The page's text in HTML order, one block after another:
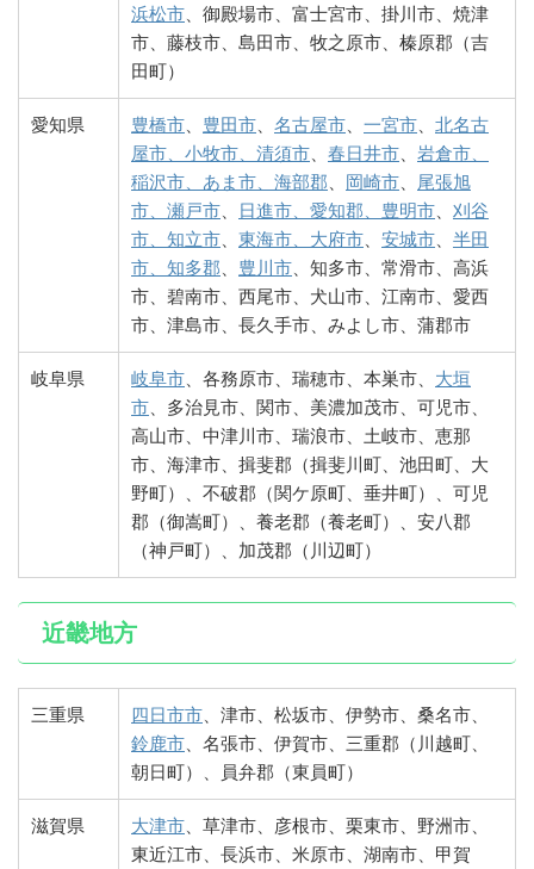
浜松市、御殿場市、富士宮市、掛川市、焼津
市、藤枝市、島田市、牧之原市、榛原郡（吉
田町）
愛知県 豊橋市、 豊田市、 名古屋市、 一宮市、 北名古
屋市、小牧市、清須市、 春日井市、 岩倉市、
稲沢市、あま市、海部郡、 岡崎市、 尾張旭
市、瀬戸市、 日進市、愛知郡、豊明市、 刈谷
市、知立市、 東海市、大府市、 安城市、 半田
市、知多郡、 豊川市、知多市、常滑市、高浜
市、碧南市、西尾市、犬山市、江南市、愛西
市、津島市、長久手市、みよし市、蒲郡市
岐阜県 岐阜市、各務原市、瑞穂市、本巣市、 大垣
市、多治見市、関市、美濃加茂市、可児市、
高山市、中津川市、瑞浪市、土岐市、恵那
市、海津市、揖斐郡（揖斐川町、池田町、大
野町）、不破郡（関ケ原町、垂井町）、可児
郡（御嵩町）、養老郡（養老町）、安八郡
（神戸町）、加茂郡（川辺町）
近畿地方
三重県 四日市市、津市、松坂市、伊勢市、桑名市、
鈴鹿市、名張市、伊賀市、三重郡（川越町、
朝日町）、員弁郡（東員町）
滋賀県 大津市、草津市、彦根市、栗東市、野洲市、
東近江市、長浜市、米原市、湖南市、甲賀